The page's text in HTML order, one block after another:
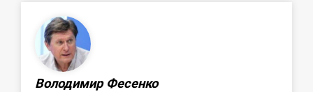
Володимир Фесенко